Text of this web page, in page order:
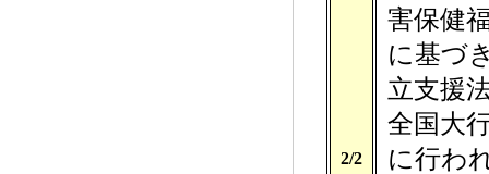
2/2
害保健
に基づ
立支援
全国大
に行わ